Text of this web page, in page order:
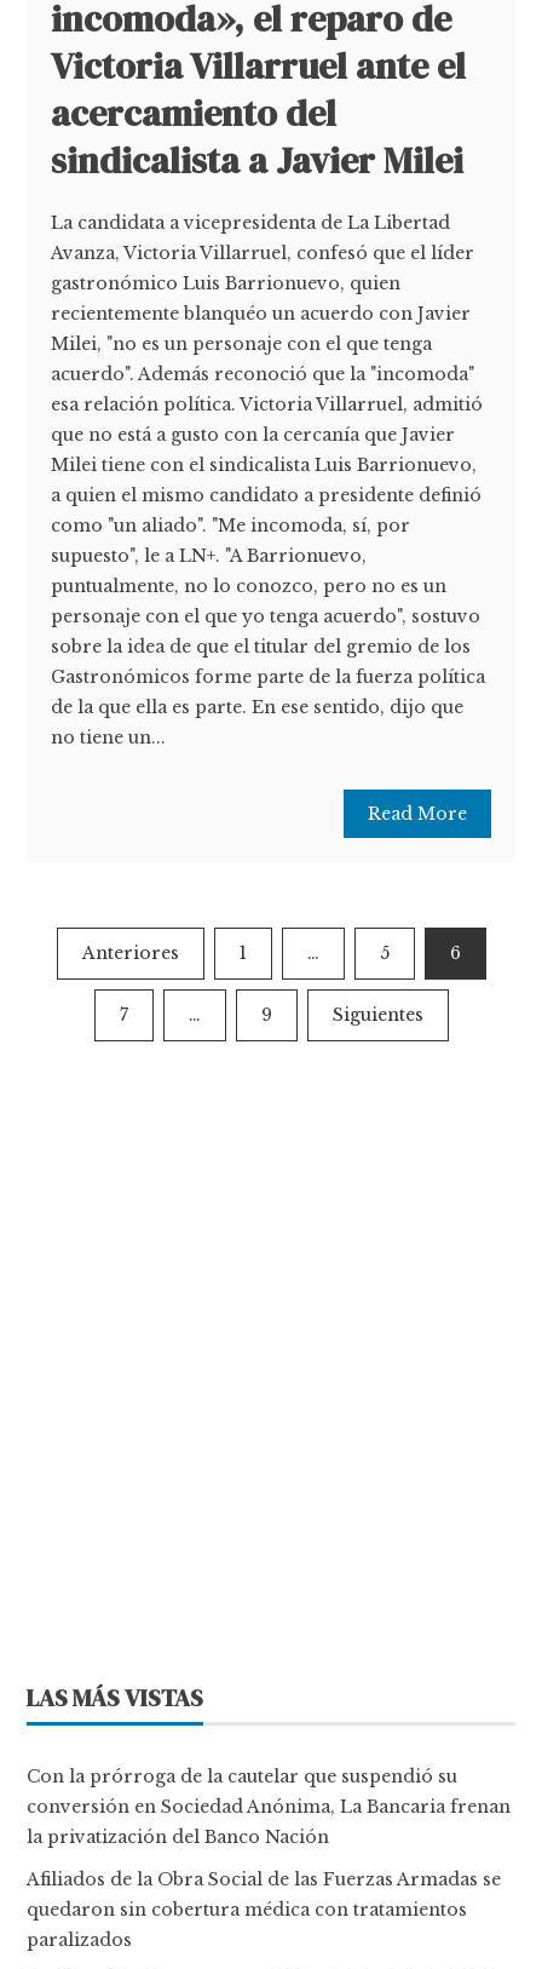
incomoda», el reparo de
Victoria Villarruel ante el
acercamiento del
sindicalista a Javier Milei
La candidata a vicepresidenta de La Libertad
Avanza, Victoria Villarruel, confesó que el líder
gastronómico Luis Barrionuevo, quien
recientemente blanquéo un acuerdo con Javier
Milei, "no es un personaje con el que tenga
acuerdo". Además reconoció que la "incomoda"
esa relación política. Victoria Villarruel, admitió
que no está a gusto con la cercanía que Javier
Milei tiene con el sindicalista Luis Barrionuevo,
a quien el mismo candidato a presidente definió
como "un aliado". "Me incomoda, sí, por
supuesto", le a LN+. "A Barrionuevo,
puntualmente, no lo conozco, pero no es un
personaje con el que yo tenga acuerdo", sostuvo
sobre la idea de que el titular del gremio de los
Gastronómicos forme parte de la fuerza política
de la que ella es parte. En ese sentido, dijo que
no tiene un...
Read More
Paginación
de
entradas
Anteriores 1 … 5 6
7 … 9 Siguientes
LAS MÁS VISTAS
Con la prórroga de la cautelar que suspendió su
conversión en Sociedad Anónima, La Bancaria frenan
la privatización del Banco Nación
Afiliados de la Obra Social de las Fuerzas Armadas se
quedaron sin cobertura médica con tratamientos
paralizados